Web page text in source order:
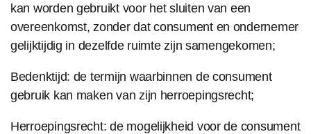
kan worden gebruikt voor het sluiten van een
overeenkomst, zonder dat consument en ondernemer
gelijktijdig in dezelfde ruimte zijn samengekomen;
Bedenktijd: de termijn waarbinnen de consument
gebruik kan maken van zijn herroepingsrecht;
Herroepingsrecht: de mogelijkheid voor de consument